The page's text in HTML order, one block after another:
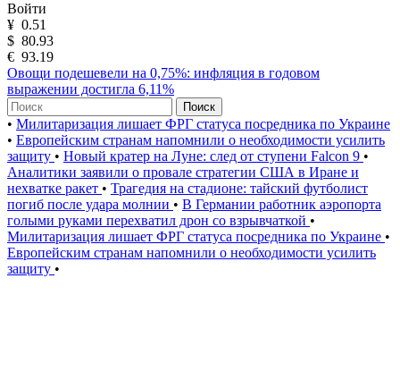
Войти
¥ 0.51
$ 80.93
€ 93.19
Овощи подешевели на 0,75%: инфляция в годовом
выражении достигла 6,11%
Поиск
• Милитаризация лишает ФРГ статуса посредника по Украине
• Европейским странам напомнили о необходимости усилить
защиту • Новый кратер на Луне: след от ступени Falcon 9 •
Аналитики заявили о провале стратегии США в Иране и
нехватке ракет • Трагедия на стадионе: тайский футболист
погиб после удара молнии • В Германии работник аэропорта
голыми руками перехватил дрон со взрывчаткой •
Милитаризация лишает ФРГ статуса посредника по Украине •
Европейским странам напомнили о необходимости усилить
защиту •